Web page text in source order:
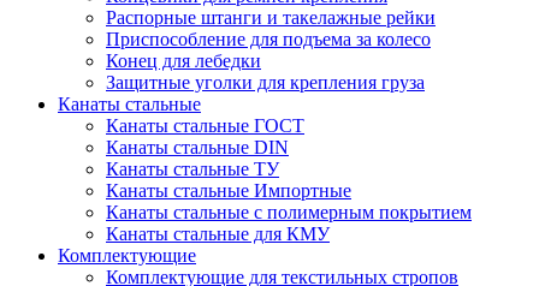
Распорные штанги и такелажные рейки
Приспособление для подъема за колесо
Конец для лебедки
Защитные уголки для крепления груза
Канаты стальные
Канаты стальные ГОСТ
Канаты стальные DIN
Канаты стальные ТУ
Канаты стальные Импортные
Канаты стальные с полимерным покрытием
Канаты стальные для КМУ
Комплектующие
Комплектующие для текстильных стропов